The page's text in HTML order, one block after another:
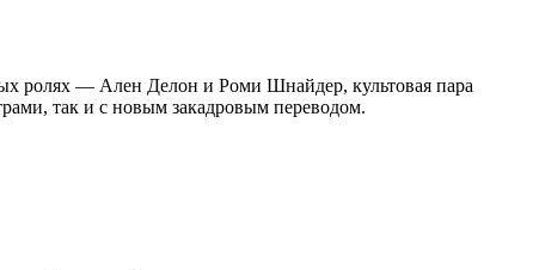
ролях — Ален Делон и Роми Шнайдер, культовая пара
так и с новым закадровым переводом.